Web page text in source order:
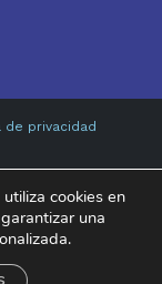
de privacidad
cookies en
una